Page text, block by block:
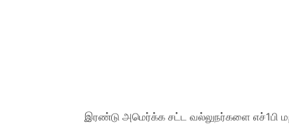
இரண்டு அமெர்க்க சட்ட வல்லுநர்களை எச்1பி